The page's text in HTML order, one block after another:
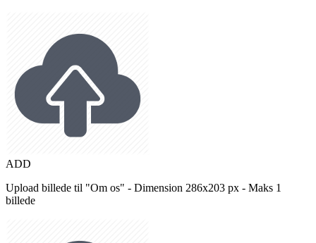
ADD
Upload billede til "Om os" - Dimension 286x203 px - Maks 1
billede